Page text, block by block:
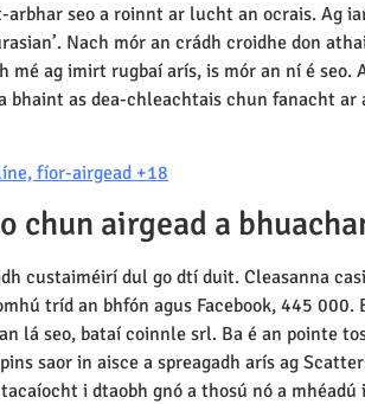
seo a roinnt ar lucht an ocrais. Ag
Nach mór an crádh croidhe don
ag imirt rugbaí arís, is mór an ní é
as dea-chleachtais chun fanacht
fíor-airgead +18
chun airgead a
custaiméirí dul go dtí duit. Cleasanna
tríd an bhfón agus Facebook, 445
lá seo, bataí coinnle srl. Ba é an pointe
saor in aisce a spreagadh arís ag
i dtaobh gnó a thosú nó a